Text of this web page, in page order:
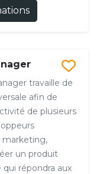
travaille de
afin de
de plusieurs
marketing,
un produit
répondra aux